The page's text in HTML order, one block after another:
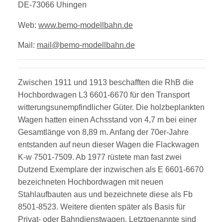
DE-73066 Uhingen
Web: www.bemo-modellbahn.de
Mail: mail@bemo-modellbahn.de
Zwischen 1911 und 1913 beschafften die RhB die
Hochbordwagen L3 6601-6670 für den Transport
witterungsunempfindlicher Güter. Die holzbeplankten
Wagen hatten einen Achsstand von 4,7 m bei einer
Gesamtlänge von 8,89 m. Anfang der 70er-Jahre
entstanden auf neun dieser Wagen die Flackwagen
K-w 7501-7509. Ab 1977 rüstete man fast zwei
Dutzend Exemplare der inzwischen als E 6601-6670
bezeichneten Hochbordwagen mit neuen
Stahlaufbauten aus und bezeichnete diese als Fb
8501-8523. Weitere dienten später als Basis für
Privat- oder Bahndienstwagen. Letztgenannte sind